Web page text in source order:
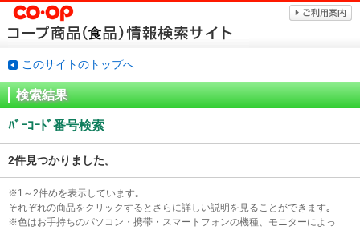
このサイトのトップへ
検索結果
ﾊﾞｰｺｰﾄﾞ番号検索
2件見つかりました。
※1～2件めを表示しています｡
それぞれの商品をクリックするとさらに詳しい説明を見ることができます｡
※色はお手持ちのパソコン・携帯・スマートフォンの機種、モニターによっ